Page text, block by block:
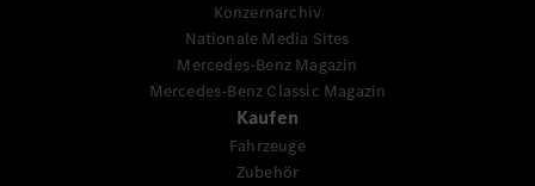
Konzernarchiv
Nationale Media Sites
Mercedes-Benz Magazin
Mercedes-Benz Classic Magazin
Kaufen
Fahrzeuge
Zubehör